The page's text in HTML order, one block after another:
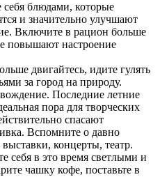
блюдами, которые
и значительно улучшают
Включите в рацион больше
повышают настроение
двигайтесь, идите гулять
за город на природу.
Последние летние
пора для творческих
спасают
Вспомните о давно
концерты, театр.
себя в это время светлыми и
чашку кофе, поставьте в